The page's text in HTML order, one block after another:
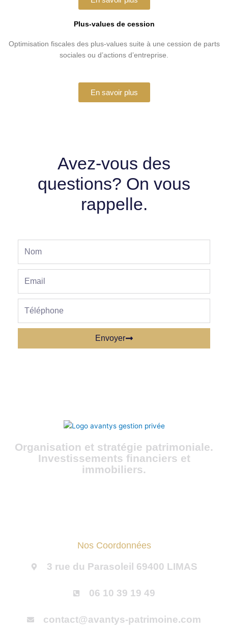
Plus-values de cession
Optimisation fiscales des plus-values suite à une cession de parts
sociales ou d’actions d’entreprise.
En savoir plus
Avez-vous des
questions? On vous
rappelle.
Envoyer
Organisation et stratégie patrimoniale.
Investissements financiers et
immobiliers.
Nos Coordonnées
3 rue du Parasoleil 69400 LIMAS
06 10 39 19 49
contact@avantys-patrimoine.com